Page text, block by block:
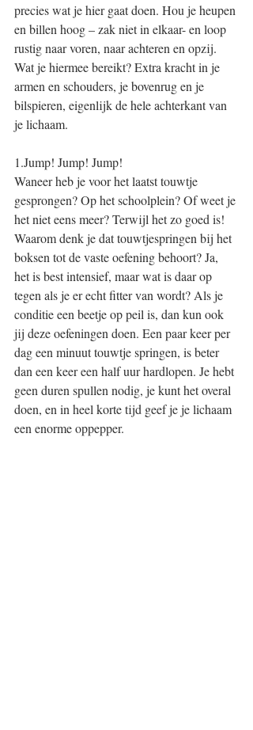
precies wat je hier gaat doen. Hou je heupen
en billen hoog – zak niet in elkaar- en loop
rustig naar voren, naar achteren en opzij.
Wat je hiermee bereikt? Extra kracht in je
armen en schouders, je bovenrug en je
bilspieren, eigenlijk de hele achterkant van
je lichaam.
1.Jump! Jump! Jump!
Waneer heb je voor het laatst touwtje
gesprongen? Op het schoolplein? Of weet je
het niet eens meer? Terwijl het zo goed is!
Waarom denk je dat touwtjespringen bij het
boksen tot de vaste oefening behoort? Ja,
het is best intensief, maar wat is daar op
tegen als je er echt fitter van wordt? Als je
conditie een beetje op peil is, dan kun ook
jij deze oefeningen doen. Een paar keer per
dag een minuut touwtje springen, is beter
dan een keer een half uur hardlopen. Je hebt
geen duren spullen nodig, je kunt het overal
doen, en in heel korte tijd geef je je lichaam
een enorme oppepper.